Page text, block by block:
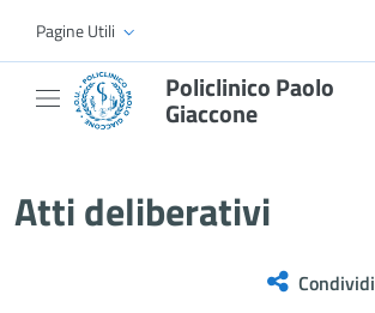
Skip to Main Content
Pagine Utili
Policlinico Paolo
Giaccone
Atti deliberativi
Condividi